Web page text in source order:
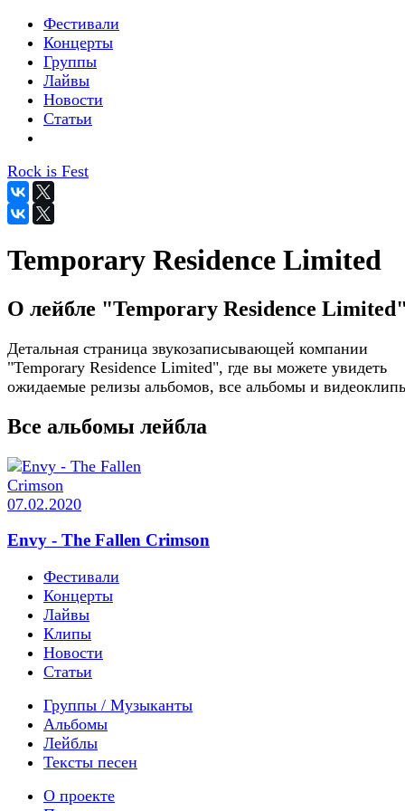
Фестивали
Концерты
Группы
Лайвы
Новости
Статьи
Rock is Fest
Temporary Residence Limited
О лейбле "Temporary Residence
Детальная страница звукозаписывающей компании
"Temporary Residence Limited", где вы можете увидеть
ожидаемые релизы альбомов, все альбомы и
Все альбомы лейбла
07.02.2020
Envy - The Fallen Crimson
Фестивали
Концерты
Лайвы
Клипы
Новости
Статьи
Группы / Музыканты
Альбомы
Лейблы
Тексты песен
О проекте